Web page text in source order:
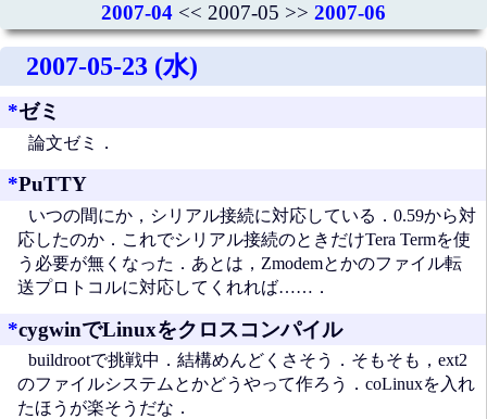
2007-04 << 2007-05 >> 2007-06
2007-05-23 (水)
*ゼミ
論文ゼミ．
*PuTTY
いつの間にか，シリアル接続に対応している．0.59から対
応したのか．これでシリアル接続のときだけTera Termを使
う必要が無くなった．あとは，Zmodemとかのファイル転
送プロトコルに対応してくれれば……．
*cygwinでLinuxをクロスコンパイル
buildrootで挑戦中．結構めんどくさそう．そもそも，ext2
のファイルシステムとかどうやって作ろう．coLinuxを入れ
たほうが楽そうだな．